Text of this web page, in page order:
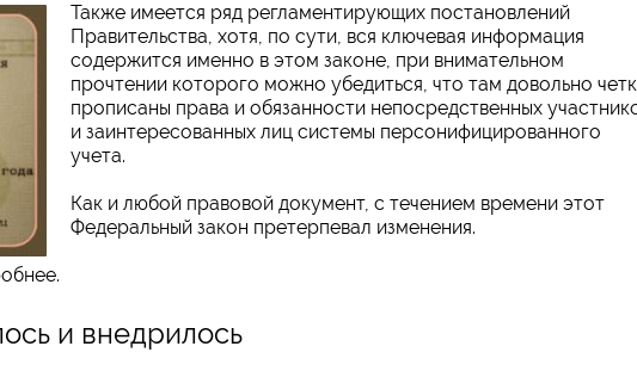
Также имеется ряд регламентирующих постановлений
Правительства, хотя, по сути, вся ключевая информация
содержится именно в этом законе, при внимательном
прочтении которого можно убедиться, что там довольно
прописаны права и обязанности непосредственных
и заинтересованных лиц системы персонифицированного
учета.
Как и любой правовой документ, с течением времени этот
Федеральный закон претерпевал изменения.
и внедрилось